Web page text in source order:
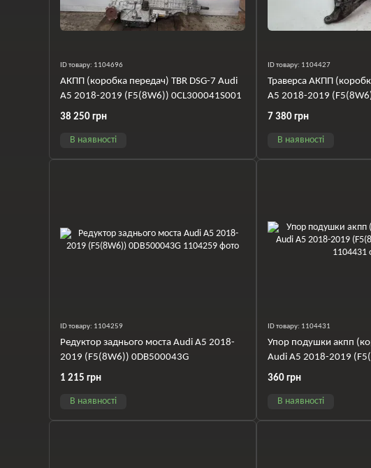
ID товару: 1104696
АКПП (коробка передач) TBR DSG-7 Audi
A5 2018-2019 (F5(8W6)) 0CL300041S001
38 250 грн
В наявності
ID товару: 1104427
Траверса АКПП
A5 2018-2019
7 380 грн
В наявності
ID товару: 1104259
Редуктор заднього моста Audi A5 2018-
2019 (F5(8W6)) 0DB500043G
1 215 грн
В наявності
ID товару: 1104431
Упор подушки акпп
Audi A5 2018-2019
8W0399292B
360 грн
В наявності